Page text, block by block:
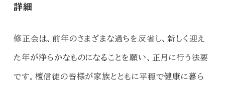
詳細
修正会は、前年のさまざまな過ちを反省し、新しく迎え
た年が浄らかなものになることを願い、正月に行う法要
です。檀信徒の皆様が家族とともに平穏で健康に暮ら